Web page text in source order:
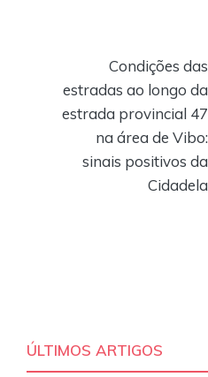
Condições das
estradas ao longo da
estrada provincial 47
na área de Vibo:
sinais positivos da
Cidadela
ÚLTIMOS ARTIGOS